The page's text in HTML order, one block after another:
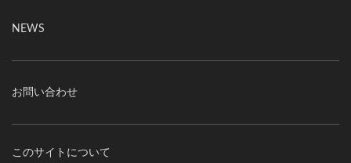
NEWS
お問い合わせ
このサイトについて